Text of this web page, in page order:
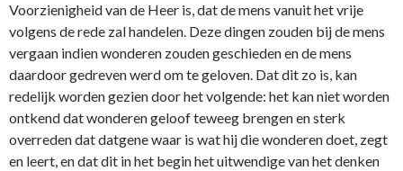
Voorzienigheid van de Heer is, dat de mens vanuit het vrije
volgens de rede zal handelen. Deze dingen zouden bij de mens
vergaan indien wonderen zouden geschieden en de mens
daardoor gedreven werd om te geloven. Dat dit zo is, kan
redelijk worden gezien door het volgende: het kan niet worden
ontkend dat wonderen geloof teweeg brengen en sterk
overreden dat datgene waar is wat hij die wonderen doet, zegt
en leert, en dat dit in het begin het uitwendige van het denken